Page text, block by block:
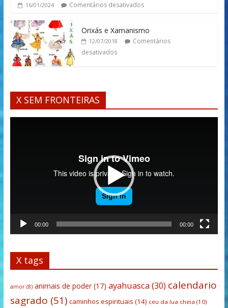
16/01/2024 Comentários desativados
Orixás e Xamanismo
12/07/2018
Comentários
desativados
X SEM FRONTEIRAS
00:00 00:00
X tags
amor(8) animais de poder(17) ayahuasca(30) calendario
sagrado (51) caminhos espirituais (14) ceu da lua cheia (10)